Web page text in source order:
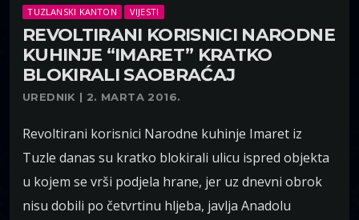
TUZLANSKI KANTON VIJESTI
REVOLTIRANI KORISNICI NARODNE
KUHINJE “IMARET” KRATKO
BLOKIRALI SAOBRAĆAJ
UREDNIK | 2. MARTA 2016.
Revoltirani korisnici Narodne kuhinje Imaret iz
Tuzle danas su kratko blokirali ulicu ispred objekta
u kojem se vrši podjela hrane, jer uz dnevni obrok
nisu dobili po četvrtinu hljeba, javlja Anadolu